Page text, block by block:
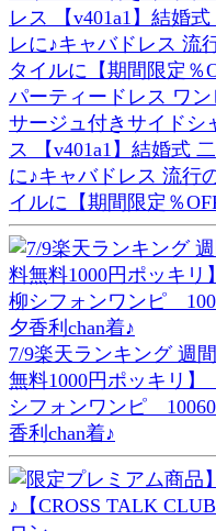
パーティードレス ワ
サージュ付きサイドシ
ス 【v401a1】結婚式
に♪キャバドレス 流行
イルに【期間限定％
7/9楽天ランキング 週
無料1000円ポッキリ
シフォンワンピ
香利chan着♪